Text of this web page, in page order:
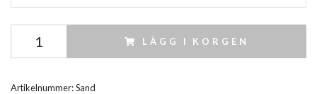
LÄGG I KORGEN
Artikelnummer:Sand